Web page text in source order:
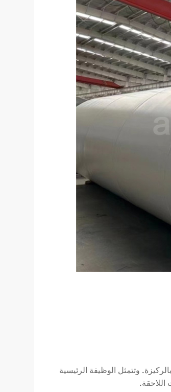
وتتمثل الوظيفة الرئيسية